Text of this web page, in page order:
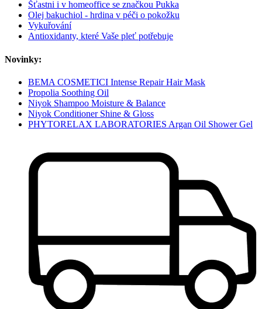
Šťastni i v homeoffice se značkou Pukka
Olej bakuchiol - hrdina v péči o pokožku
Vykuřování
Antioxidanty, které Vaše pleť potřebuje
Novinky:
BEMA COSMETICI Intense Repair Hair Mask
Propolia Soothing Oil
Niyok Shampoo Moisture & Balance
Niyok Conditioner Shine & Gloss
PHYTORELAX LABORATORIES Argan Oil Shower Gel